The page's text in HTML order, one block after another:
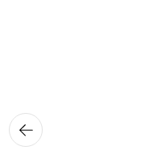
뒤로가
기